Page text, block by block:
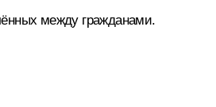
между гражданами.